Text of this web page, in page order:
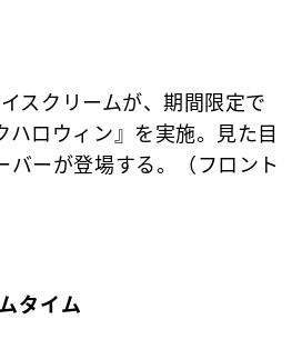
スクリームが、期間限定で
ハロウィン』を実施。見た目
バーが登場する。（フロント
タイム